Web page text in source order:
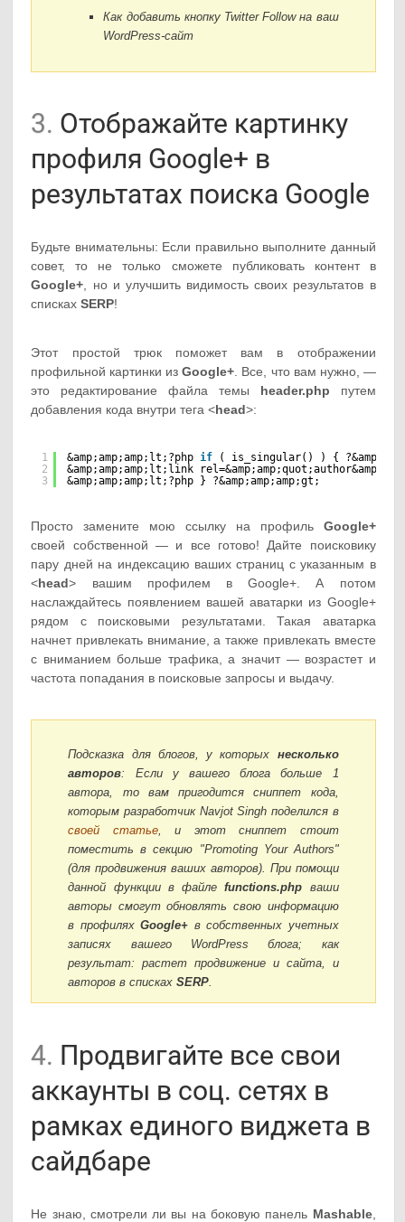
Как добавить кнопку Twitter Follow на ваш
WordPress-сайт
3. Отображайте картинку
профиля Google+ в
результатах поиска Google
Будьте внимательны: Если правильно выполните данный
совет, то не только сможете публиковать контент в
Google+, но и улучшить видимость своих результатов в
спискахSERP!
Этот простой трюк поможет вам в отображении
профильной картинки изGoogle+. Все, что вам нужно, —
это редактирование файла темы header.php путем
добавления кода внутри тега <head>:
1
2
3
&amp;amp;amp;lt;?php if
( is_singular() ) {
&amp;amp;amp;lt;link
&amp;amp;amp;lt;?php } ?&amp;amp;amp;gt;
Просто замените мою ссылку на профиль Google+
своей собственной — и все готово! Дайте поисковику
пару дней на индексацию ваших страниц с указанным в
<head> вашим профилем в Google+. А потом
наслаждайтесь появлением вашей аватарки из Google+
рядом с поисковыми результатами. Такая аватарка
начнет привлекать внимание, а также привлекать вместе
с вниманием больше трафика, а значит — возрастет и
частота попадания в поисковые запросы и выдачу.
Подсказка для блогов, у которых несколько
авторов: Если у вашего блога больше 1
автора, то вам пригодится сниппет кода,
которым разработчик Navjot Singh поделился в
своей статье, и этот сниппет стоит
поместить в секцию "Promoting Your Authors"
(для продвижения ваших авторов). При помощи
данной функции в файлеfunctions.php ваши
авторы смогут обновлять свою информацию
в профиляхGoogle+ в собственных учетных
записях вашего WordPress блога; как
результат: растет продвижение и сайта, и
авторов в спискахSERP.
4. Продвигайте все свои
аккаунты в соц. сетях в
рамках единого виджета в
сайдбаре
Не знаю, смотрели ли вы на боковую панель Mashable,